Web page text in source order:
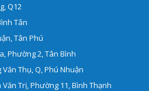
Q12
Tân
Tân Phú
Phường 2, Tân Bình
Thụ, Q, Phú Nhuận
Trị, Phường 11, Bình Thạnh